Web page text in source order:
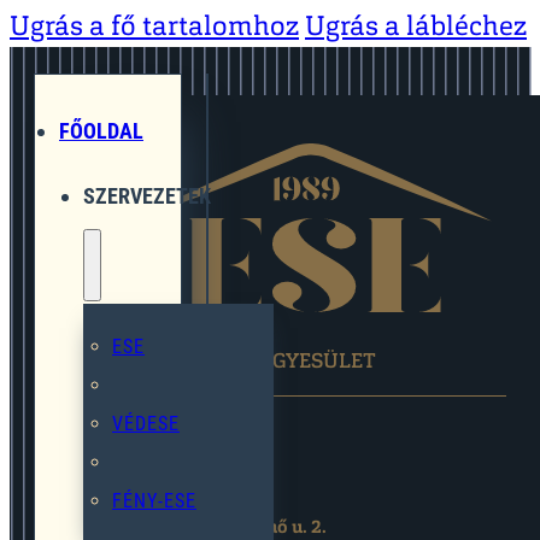
Ugrás a fő tartalomhoz Ugrás a lábléchez
FŐOLDAL
SZERVEZETEK
ESE
VÉDESE
FÉNY-ESE
EGYMÁST SEGÍTŐ EGYESÜLET
2119 Pécel,Pihenő u. 2.